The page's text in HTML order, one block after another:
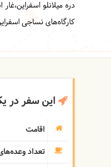
دره میلانلو
کارگاه‌های نساجی
این سفر در
اقامت
تعداد